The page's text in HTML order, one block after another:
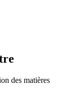
des matières